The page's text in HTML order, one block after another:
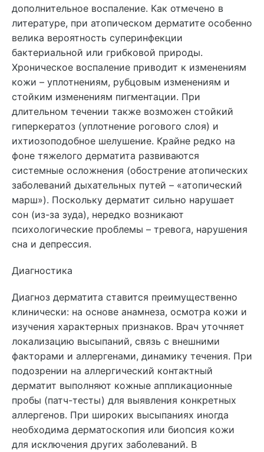
дополнительное воспаление. Как отмечено в
литературе, при атопическом дерматите особенно
велика вероятность суперинфекции
бактериальной или грибковой природы.
Хроническое воспаление приводит к изменениям
кожи – уплотнениям, рубцовым изменениям и
стойким изменениям пигментации. При
длительном течении также возможен стойкий
гиперкератоз (уплотнение рогового слоя) и
ихтиозоподобное шелушение. Крайне редко на
фоне тяжелого дерматита развиваются
системные осложнения (обострение атопических
заболеваний дыхательных путей – «атопический
марш»). Поскольку дерматит сильно нарушает
сон (из-за зуда), нередко возникают
психологические проблемы – тревога, нарушения
сна и депрессия.
Диагностика
Диагноз дерматита ставится преимущественно
клинически: на основе анамнеза, осмотра кожи и
изучения характерных признаков. Врач уточняет
локализацию высыпаний, связь с внешними
факторами и аллергенами, динамику течения. При
подозрении на аллергический контактный
дерматит выполняют кожные аппликационные
пробы (патч-тесты) для выявления конкретных
аллергенов. При широких высыпаниях иногда
необходима дерматоскопия или биопсия кожи
для исключения других заболеваний. В